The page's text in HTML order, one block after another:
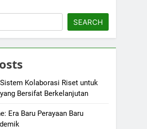
SEARCH
Kolaborasi Riset untuk
Bersifat Berkelanjutan
Era Baru Perayaan Baru